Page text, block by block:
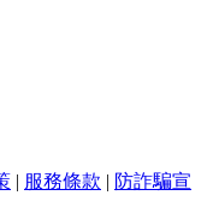
| 服務條款 | 防詐騙宣